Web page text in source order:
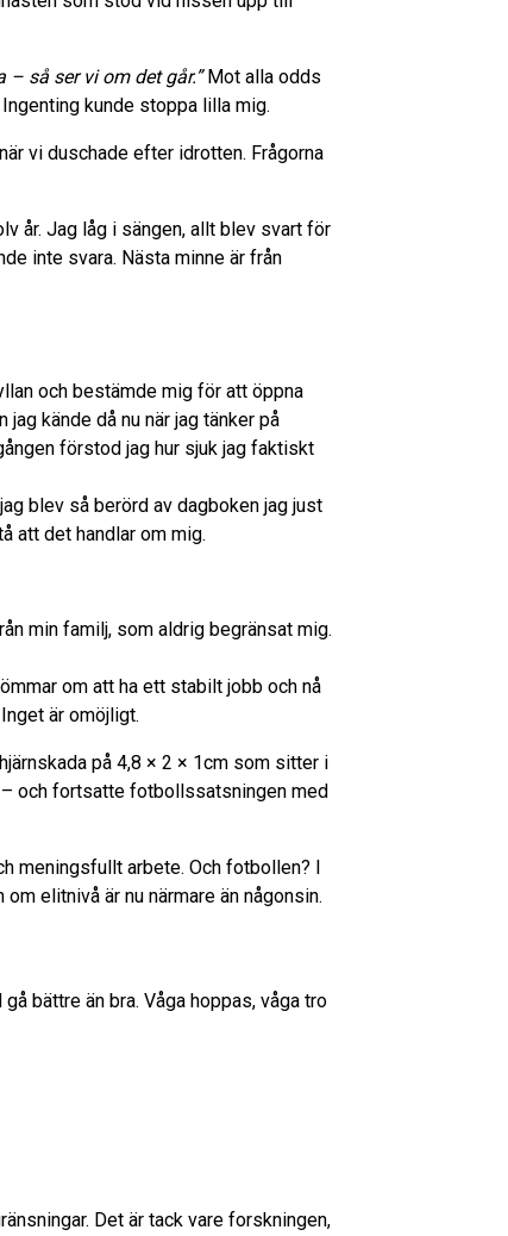
– så ser vi om det går.”Mot alla odds
kunde stoppa lilla mig.
vi duschade efter idrotten. Frågorna
år. Jag låg i sängen, allt blev svart för
inte svara. Nästa minne är från
och bestämde mig för att öppna
kände då nu när jag tänker på
förstod jag hur sjuk jag faktiskt
blev så berörd av dagboken jag just
att det handlar om mig.
min familj, som aldrig begränsat mig.
om att ha ett stabilt jobb och nå
är omöjligt.
på 4,8 × 2 × 1cm som sitter i
– och fortsatte fotbollssatsningen med
meningsfullt arbete. Och fotbollen? I
elitnivå är nu närmare än någonsin.
bättre än bra. Våga hoppas, våga tro
Det är tack vare forskningen,